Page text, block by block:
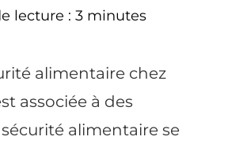
lecture : 3 minutes
alimentaire chez
associée à des
alimentaire se